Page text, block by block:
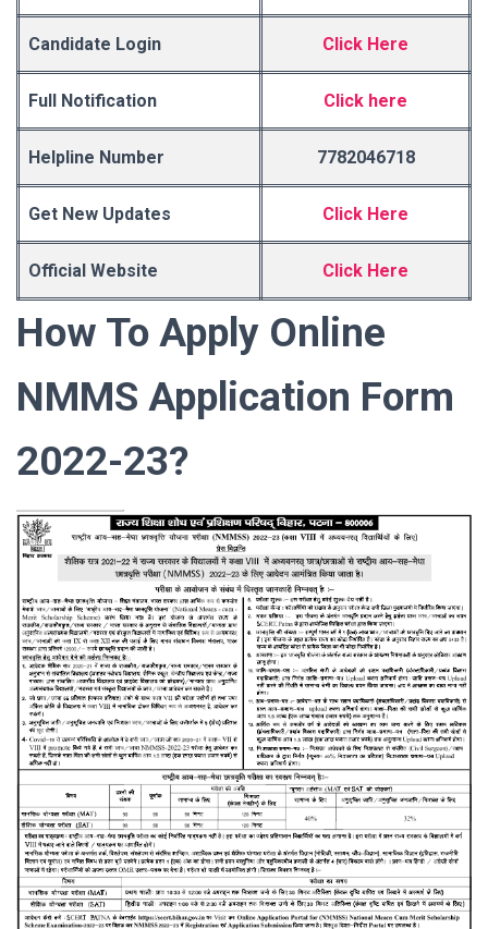
Candidate Login Click Here
Full Notification Click here
Helpline Number 7782046718
Get New Updates Click Here
Official Website Click Here
How To Apply Online
NMMS Application Form
2022-23?